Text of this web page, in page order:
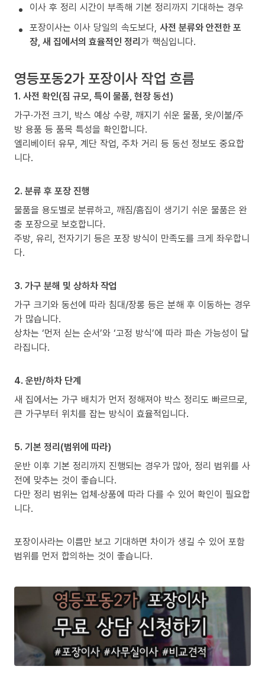
이사 후 정리 시간이 부족해 기본 정리까지 기대하는 경우
포장이사는 이사 당일의 속도보다, 사전 분류와 안전한 포
장, 새 집에서의 효율적인 정리가 핵심입니다.
영등포동2가 포장이사 작업 흐름
1. 사전 확인(짐 규모, 특이 물품, 현장 동선)
가구·가전 크기, 박스 예상 수량, 깨지기 쉬운 물품, 옷/이불/주
방 용품 등 품목 특성을 확인합니다.
엘리베이터 유무, 계단 작업, 주차 거리 등 동선 정보도 중요합
니다.
2. 분류 후 포장 진행
물품을 용도별로 분류하고, 깨짐/흠집이 생기기 쉬운 물품은 완
충 포장으로 보호합니다.
주방, 유리, 전자기기 등은 포장 방식이 만족도를 크게 좌우합니
다.
3. 가구 분해 및 상하차 작업
가구 크기와 동선에 따라 침대/장롱 등은 분해 후 이동하는 경우
가 많습니다.
상차는 ‘먼저 싣는 순서’와 ‘고정 방식’에 따라 파손 가능성이 달
라집니다.
4. 운반/하차 단계
새 집에서는 가구 배치가 먼저 정해져야 박스 정리도 빠르므로,
큰 가구부터 위치를 잡는 방식이 효율적입니다.
5. 기본 정리(범위에 따라)
운반 이후 기본 정리까지 진행되는 경우가 많아, 정리 범위를 사
전에 맞추는 것이 좋습니다.
다만 정리 범위는 업체·상품에 따라 다를 수 있어 확인이 필요합
니다.
포장이사라는 이름만 보고 기대하면 차이가 생길 수 있어 포함
범위를 먼저 합의하는 것이 좋습니다.